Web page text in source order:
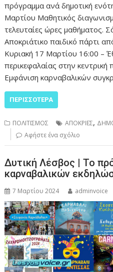
πρόγραμμα ανά δημοτική
Μαρτίου Μαθητικός
τελευταίες ώρες μαθήματος.
Αποκριάτικο παιδικό πάρτι
Κυριακή 17 Μαρτίου 16:00 –
περικεφαλαίας στην
Εμφάνιση καρναβαλικών
ΠΕΡΙΣΣΌΤΕΡΑ
ΠΟΛΙΤΙΣΜΟΣ ΑΠΟΚΡΙΕΣ,
Αφήστε ένα σχόλιο
Δυτική Λέσβος | Το
καρναβαλικών
7 Μαρτίου 2024 adminvoice